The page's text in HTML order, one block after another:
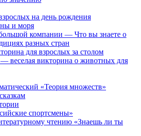
на день рождения
и моря
компании — Что вы знаете о
разных стран
для взрослых за столом
веселая викторина о животных для
«Теория множеств»
спортсмены»
чтению «Знаешь ли ты